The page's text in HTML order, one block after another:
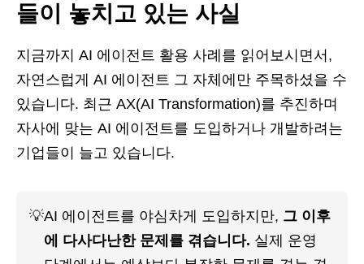
들이 놓치고 있는 사실
지금까지 AI 에이전트 활용 사례를 읽어보시면서,
자연스럽게 AI 에이전트 그 자체에만 주목하셨을 수
있습니다. 최근 AX(AI Transformation)를 추진하며
자사에 맞는 AI 에이전트를 도입하거나 개발하려는
기업들이 늘고 있습니다.
💡AI 에이전트를 야심차게 도입하지만, 그 이후
에 다사다난한 문제를 겪습니다. 실제 운영